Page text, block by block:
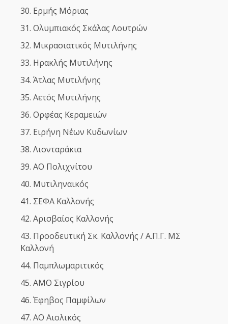
Ερμής Μόριας
Ολυμπιακός Σκάλας Λουτρών
Μικρασιατικός Μυτιλήνης
Ηρακλής Μυτιλήνης
Άτλας Μυτιλήνης
Αετός Μυτιλήνης
Ορφέας Κεραμειών
Ειρήνη Νέων Κυδωνίων
Λιονταράκια
ΑΟ Πολιχνίτου
Μυτιληναικός
ΣΕΦΑ Καλλονής
Αρισβαίος Καλλονής
Προοδευτική Σκ. Καλλονής / Α.Π.Γ. ΜΣ
Καλλονή
Παμπλωμαριτικός
ΑΜΟ Σιγρίου
Έφηβος Παμφίλων
ΑΟ Αιολικός